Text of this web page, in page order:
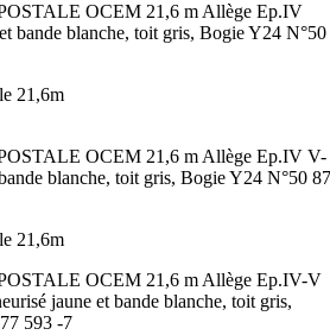
OCEM 21,6 m Allège Ep.IV
bande blanche, toit gris, Bogie Y24 N°50
OCEM 21,6 m Allège Ep.IV V-
blanche, toit gris, Bogie Y24 N°50 87
OCEM 21,6 m Allège Ep.IV-V
jaune et bande blanche, toit gris,
593 -7